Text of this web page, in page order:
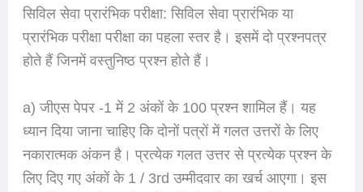
सिविल सेवा प्रारंभिक परीक्षा: सिविल सेवा प्रारंभिक या
प्रारंभिक परीक्षा परीक्षा का पहला स्तर है। इसमें दो प्रश्नपत्र
होते हैं जिनमें वस्तुनिष्ठ प्रश्न होते हैं।
a) जीएस पेपर -1 में 2 अंकों के 100 प्रश्न शामिल हैं। यह
ध्यान दिया जाना चाहिए कि दोनों पत्रों में गलत उत्तरों के लिए
नकारात्मक अंकन है। प्रत्येक गलत उत्तर से प्रत्येक प्रश्न के
लिए दिए गए अंकों के 1 / 3rd उम्मीदवार का खर्च आएगा। इस